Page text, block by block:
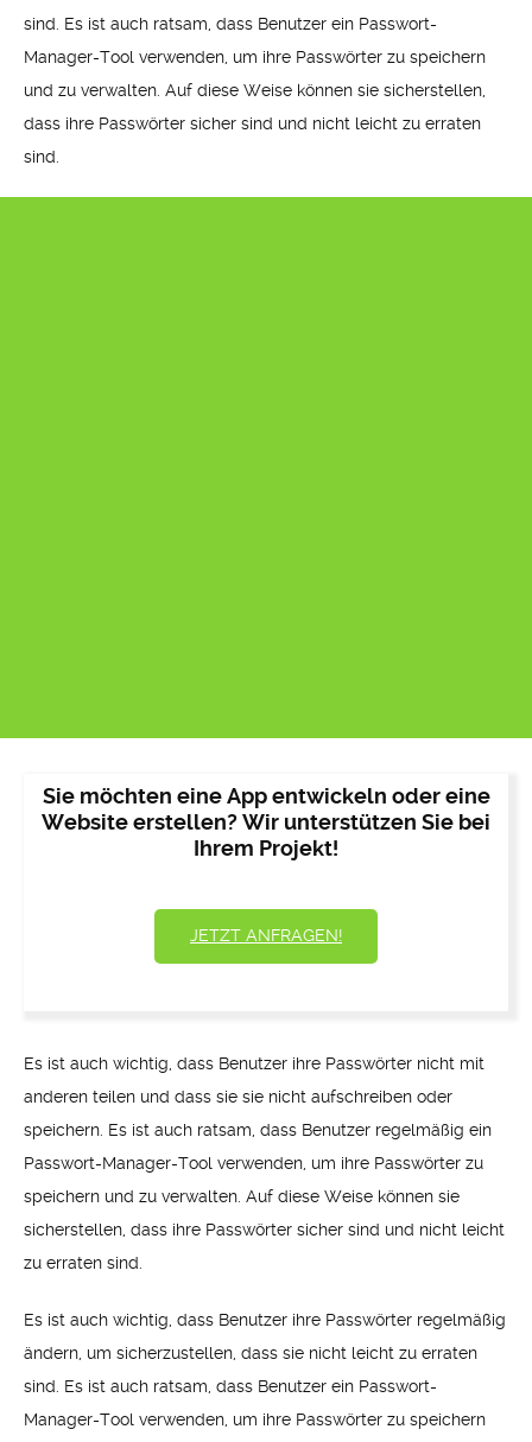
sind. Es ist auch ratsam, dass Benutzer ein Passwort-
Manager-Tool verwenden, um ihre Passwörter zu speichern
und zu verwalten. Auf diese Weise können sie sicherstellen,
dass ihre Passwörter sicher sind und nicht leicht zu erraten
sind.
Sie möchten eine App entwickeln oder eine
Website erstellen? Wir unterstützen Sie bei
Ihrem Projekt!
JETZT ANFRAGEN!
Es ist auch wichtig, dass Benutzer ihre Passwörter nicht mit
anderen teilen und dass sie sie nicht aufschreiben oder
speichern. Es ist auch ratsam, dass Benutzer regelmäßig ein
Passwort-Manager-Tool verwenden, um ihre Passwörter zu
speichern und zu verwalten. Auf diese Weise können sie
sicherstellen, dass ihre Passwörter sicher sind und nicht leicht
zu erraten sind.
Es ist auch wichtig, dass Benutzer ihre Passwörter regelmäßig
ändern, um sicherzustellen, dass sie nicht leicht zu erraten
sind. Es ist auch ratsam, dass Benutzer ein Passwort-
Manager-Tool verwenden, um ihre Passwörter zu speichern